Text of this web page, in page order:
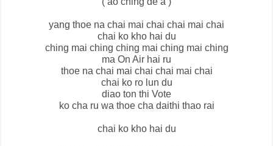
yang thoe na chai mai chai chai mai chai
chai ko kho hai du
ching mai ching ching mai ching mai ching
ma On Air hai ru
thoe na chai mai chai chai mai chai
chai ko ro lun du
diao ton thi Vote
ko cha ru wa thoe cha daithi thao rai
chai ko kho hai du